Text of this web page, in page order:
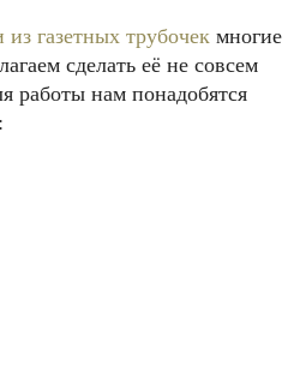
из газетных трубочек многие
сделать её не совсем
работы нам понадобятся